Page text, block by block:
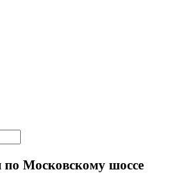
Московскому шоссе